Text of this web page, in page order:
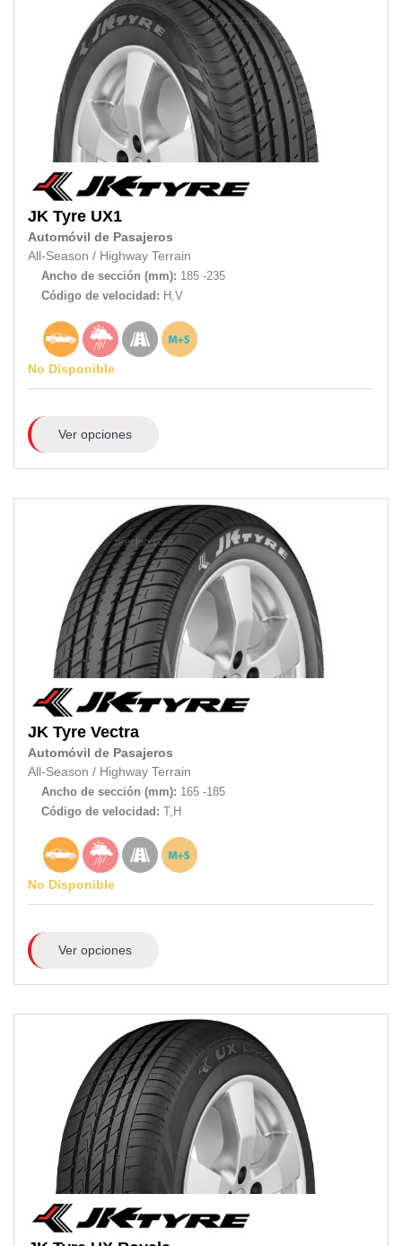
JK Tyre UX1
Automóvil de Pasajeros
All-Season / Highway Terrain
Ancho de sección (mm): 185 -235
Código de velocidad: H,V
No Disponible
Ver opciones
JK Tyre Vectra
Automóvil de Pasajeros
All-Season / Highway Terrain
Ancho de sección (mm): 165 -185
Código de velocidad: T,H
No Disponible
Ver opciones